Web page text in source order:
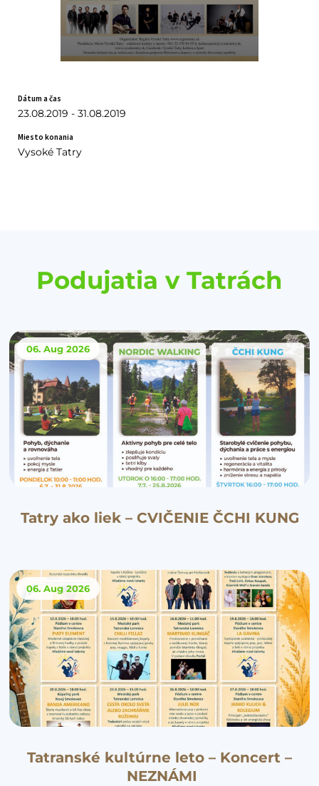
Dátum a čas
23.08.2019 - 31.08.2019
Miesto konania
Vysoké Tatry
Podujatia v Tatrách
06. Aug 2026
Tatry ako liek – CVIČENIE ČCHI KUNG
06. Aug 2026
Tatranské kultúrne leto – Koncert –
NEZNÁMI